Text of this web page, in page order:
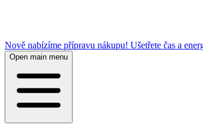
Nově nabízíme přípravu nákupu! Ušetřete čas a
Open main menu